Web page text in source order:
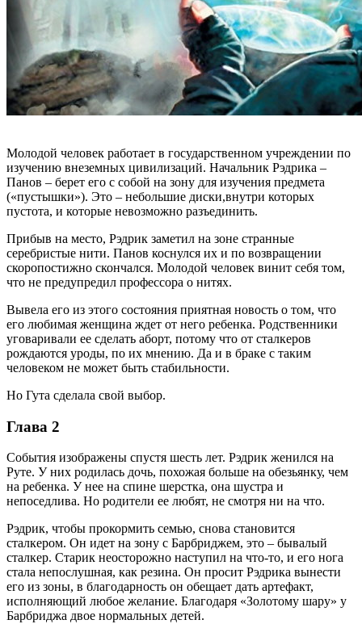
Молодой человек работает в государственном учреждении по
изучению внеземных цивилизаций. Начальник Рэдрика –
Панов – берет его с собой на зону для изучения предмета
(«пустышки»). Это – небольшие диски,внутри которых
пустота, и которые невозможно разъединить.
Прибыв на место, Рэдрик заметил на зоне странные
серебристые нити. Панов коснулся их и по возвращении
скоропостижно скончался. Молодой человек винит себя том,
что не предупредил профессора о нитях.
Вывела его из этого состояния приятная новость о том, что
его любимая женщина ждет от него ребенка. Родственники
уговаривали ее сделать аборт, потому что от сталкеров
рождаются уроды, по их мнению. Да и в браке с таким
человеком не может быть стабильности.
Но Гута сделала свой выбор.
Глава 2
События изображены спустя шесть лет. Рэдрик женился на
Руте. У них родилась дочь, похожая больше на обезьянку, чем
на ребенка. У нее на спине шерстка, она шустра и
непоседлива. Но родители ее любят, не смотря ни на что.
Рэдрик, чтобы прокормить семью, снова становится
сталкером. Он идет на зону с Барбриджем, это – бывалый
сталкер. Старик неосторожно наступил на что-то, и его нога
стала непослушная, как резина. Он просит Рэдрика вынести
его из зоны, в благодарность он обещает дать артефакт,
исполняющий любое желание. Благодаря «Золотому шару» у
Барбриджа двое нормальных детей.